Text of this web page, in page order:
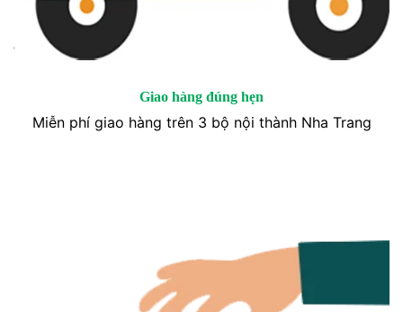
Giao hàng đúng hẹn
Miễn phí giao hàng trên 3 bộ nội thành Nha Trang